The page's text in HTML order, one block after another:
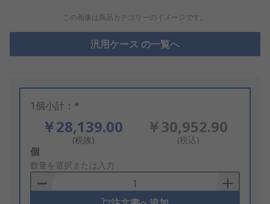
この画像は商品カテゴリーのイメージです。
汎用ケース の一覧へ
1個小計：*
￥28,139.00
(税抜)
￥30,952.90
(税込)
Add
to
Basket
個
数量を選択または入力